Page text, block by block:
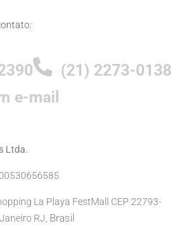
(21) 2273-0138
e-mail
Ltda.
La Playa FestMall CEP 22793-
RJ, Brasil